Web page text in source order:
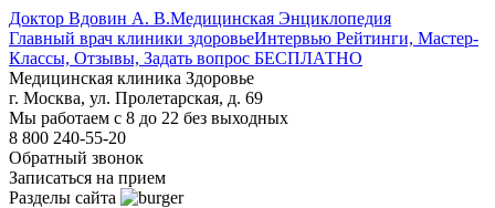
Доктор Вдовин А. В.Медицинская Энциклопедия
Главный врач клиники здоровьеИнтервью Рейтинги, Мастер-
Классы, Отзывы, Задать вопрос БЕСПЛАТНО
Медицинская клиника Здоровье
г. Москва, ул. Пролетарская, д. 69
Мы работаем с 8 до 22 без выходных
8 800 240-55-20
Обратный звонок
Записаться на прием
Разделы сайта